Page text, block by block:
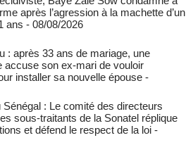
après l’agression à la machette d’un
ans - 08/08/2026
: après 33 ans de mariage, une
accuse son ex-mari de vouloir
installer sa nouvelle épouse -
Sénégal : Le comité des directeurs
sous-traitants de la Sonatel réplique
et défend le respect de la loi -